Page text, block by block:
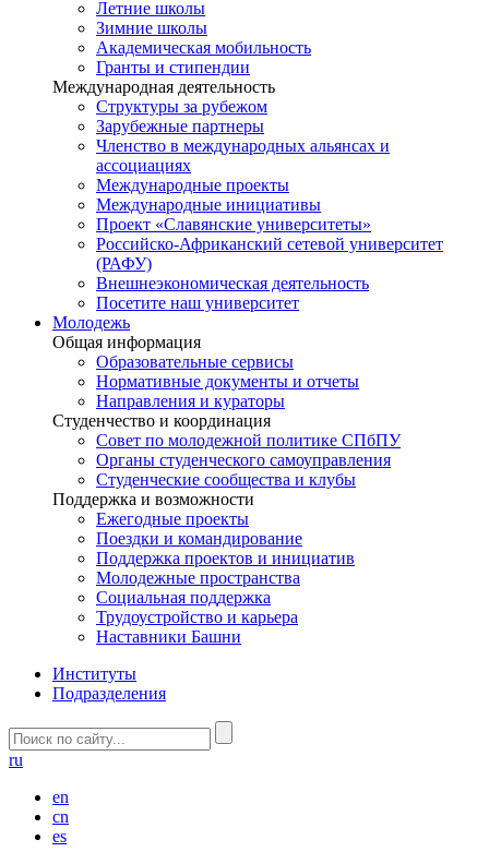
Летние школы
Зимние школы
Академическая мобильность
Гранты и стипендии
Международная деятельность
Структуры за рубежом
Зарубежные партнеры
Членство в международных альянсах и
ассоциациях
Международные проекты
Международные инициативы
Проект «Славянские университеты»
Российско-Африканский сетевой университет
(РАФУ)
Внешнеэкономическая деятельность
Посетите наш университет
Молодежь
Общая информация
Образовательные сервисы
Нормативные документы и отчеты
Направления и кураторы
Студенчество и координация
Совет по молодежной политике СПбПУ
Органы студенческого самоуправления
Студенческие сообщества и клубы
Поддержка и возможности
Ежегодные проекты
Поездки и командирование
Поддержка проектов и инициатив
Молодежные пространства
Социальная поддержка
Трудоустройство и карьера
Наставники Башни
Институты
Подразделения
ru
en
cn
es